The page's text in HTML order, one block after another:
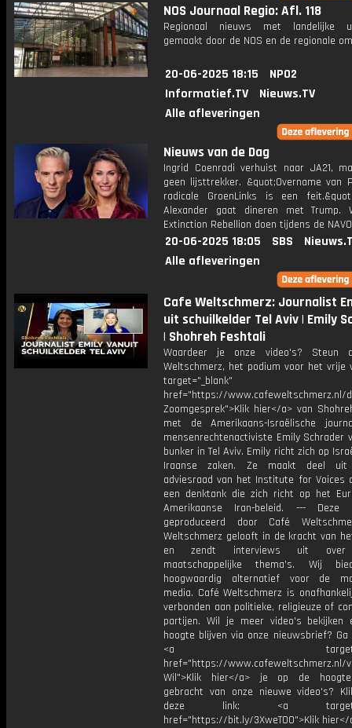
NOS Journaal Regio: Afl. 118
Regionaal nieuws met landelijke
gemaakt door de NOS en de regionale
20-06-2025 18:15
NPO2
Informatief.TV
Nieuws.TV
Alle afleveringen
Nieuws van de Dag
Ingrid Coenradi verhuist naar JA21,
geen lijsttrekker. &quot;Overname van
radicale GroenLinks is een
Alexander gaat dineren met Trump.
Extinction Rebellion doen tijdens de
20-06-2025 18:05 SBS
Alle afleveringen
Cafe Weltschmerz: Journalist
uit schuilkelder Tel Aviv | Emily
| Shohreh Feshtali
Waardeer je onze video's? Steun
Weltschmerz, het podium voor het vrije
target="_blank"
href="https://www.cafeweltschmerz.nl/
Zoomgesprek">Klik hier</a> van
met de Amerikaans-Israëlische
mensenrechtenactiviste Emily Schrader
bunker in Tel Aviv. Emily richt zich op
Iraanse zaken. Ze maakt deel
adviesraad van het Institute for Voices
een denktank die zich richt op het
Amerikaanse Iran-beleid. ---
geproduceerd door Café
Weltschmerz gelooft in de kracht van
en zendt interviews uit over
maatschappelijke thema's. Wij
hoogwaardig alternatief voor de
media. Café Weltschmerz is
verbonden aan politieke, religieuze of
partijen. Wil je meer video's bekijken
hoogte blijven via onze nieuwsbrief? Ga
<a
href="https://www.cafeweltschmerz.nl/
Wil">Klik hier</a> je op de
gebracht van onze nieuwe video's?
deze link: <a
href="https://bit.ly/3XweTO0">Klik hier</